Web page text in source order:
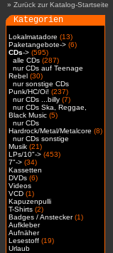
» Zurück zur Katalog-Startseite
Kategorien
Lokalmatadore (13)
Paketangebote-> (6)
CDs-> (595)
alle CDs (287)
nur CDs auf Teenage
Rebel (30)
nur sonstige CDs
Punk/HC/Oi! (237)
nur CDs ...billy (7)
nur CDs Ska, Reggae,
Black Music (5)
nur CDs
Hardrock/Metal/Metalcore (8)
nur CDs sonstige
Musik (21)
LPs/10"-> (453)
7"-> (34)
Kassetten
DVDs (6)
Videos
VCD (1)
Kapuzenpulli
T-Shirts (2)
Badges / Anstecker(1)
Aufkleber
Aufnäher
Lesestoff (19)
Urlaub